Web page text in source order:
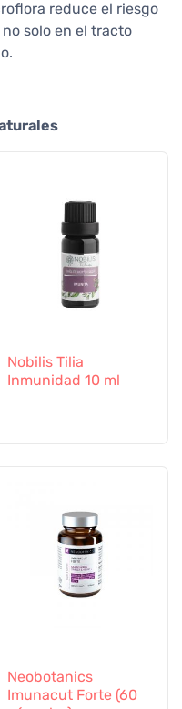
reduce el riesgo
solo en el tracto
Nobilis Tilia
Inmunidad 10 ml
Neobotanics
Imunacut Forte (60